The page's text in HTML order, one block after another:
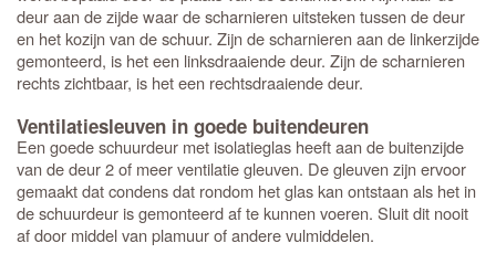
deur aan de zijde waar de scharnieren uitsteken tussen de deur
en het kozijn van de schuur. Zijn de scharnieren aan de linkerzijde
gemonteerd, is het een linksdraaiende deur. Zijn de scharnieren
rechts zichtbaar, is het een rechtsdraaiende deur.
Ventilatiesleuven in goede buitendeuren
Een goede schuurdeur met isolatieglas heeft aan de buitenzijde
van de deur 2 of meer ventilatie gleuven. De gleuven zijn ervoor
gemaakt dat condens dat rondom het glas kan ontstaan als het in
de schuurdeur is gemonteerd af te kunnen voeren. Sluit dit nooit
af door middel van plamuur of andere vulmiddelen.